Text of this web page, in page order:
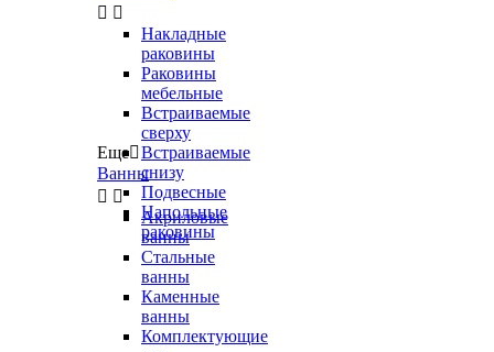
 
Накладные
раковины
Раковины
мебельные
Встраиваемые
сверху
Встраиваемые
снизу
Подвесные
Напольные
раковины
Еще
Ванны
 
Акриловые
ванны
Стальные
ванны
Каменные
ванны
Комплектующие